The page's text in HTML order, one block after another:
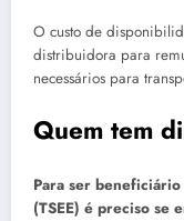
O custo de
distribuidora para
necessários para
Quem tem
Para ser
(TSEE) é preciso se